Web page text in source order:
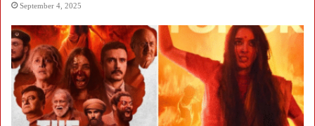
September 4, 2025